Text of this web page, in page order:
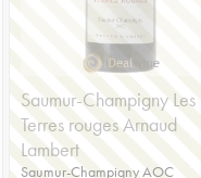
Saumur-Champigny Les
Terres rouges Arnaud
Lambert
Saumur-Champigny AOC